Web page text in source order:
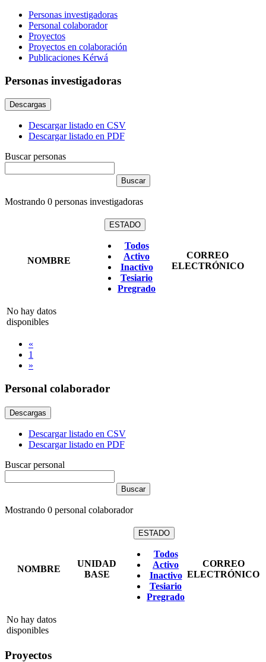
Personas investigadoras
Personal colaborador
Proyectos
Proyectos en colaboración
Publicaciones Kérwá
Personas investigadoras
Descargas
Descargar listado en CSV
Descargar listado en PDF
Buscar personas
Mostrando 0 personas investigadoras
NOMBRE
ESTADO
Todos
Activo
Inactivo
Tesiario
Pregrado
CORREO
ELECTRÓNICO
No hay datos
disponibles
«
1
»
Personal colaborador
Descargas
Descargar listado en CSV
Descargar listado en PDF
Buscar personal
Mostrando 0 personal colaborador
NOMBRE
UNIDAD
BASE
ESTADO
Todos
Activo
Inactivo
Tesiario
Pregrado
CORREO
ELECTRÓNICO
No hay datos
disponibles
Proyectos